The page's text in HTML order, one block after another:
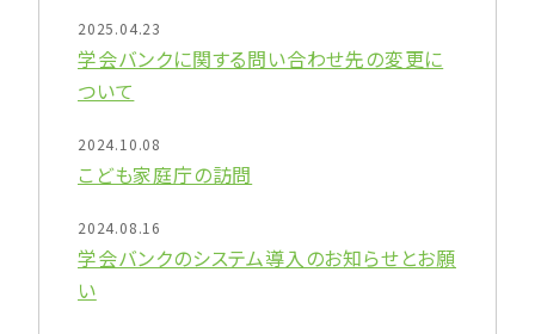
2025.04.23
学会バンクに関する問い合わせ先の変更に
ついて
2024.10.08
こども家庭庁の訪問
2024.08.16
学会バンクのシステム導入のお知らせとお願
い